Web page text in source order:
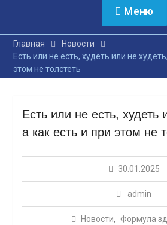
Меню
Главная
Новости
Есть или не есть, худеть или не
этом не толстеть
Есть или не есть, худеть
а как есть и при этом не
30.01.2025
admin
Новости, Формула